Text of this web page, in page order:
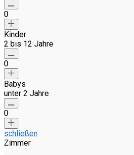
0
Kinder
2 bis 12 Jahre
0
Babys
unter 2 Jahre
0
schließen
Zimmer